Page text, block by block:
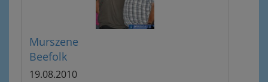
Murszene
Beefolk
19.08.2010